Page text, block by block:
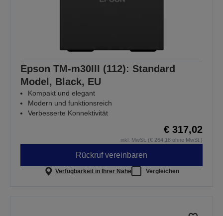
Epson TM-m30III (112): Standard
Model, Black, EU
Kompakt und elegant
Modern und funktionsreich
Verbesserte Konnektivität
€ 317,02
inkl. MwSt. (€ 264,18 ohne MwSt.)
Rückruf vereinbaren
Verfügbarkeit in Ihrer Nähe Vergleichen